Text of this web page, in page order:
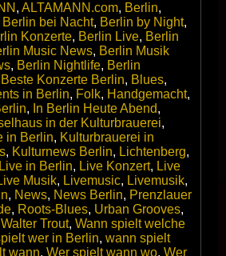
, ALTAMANN.com, Berlin,
Berlin bei Nacht, Berlin by Night,
Konzerte, Berlin Live, Berlin
Music News, Berlin Musik
, Berlin Nightlife, Berlin
Beste Konzerte Berlin, Blues,
in Berlin, Folk, Handgemacht,
, In Berlin Heute Abend,
in der Kulturbrauerei,
in Berlin, Kulturbrauerei in
, Kulturnews Berlin, Lichtenberg,
Live in Berlin, Live Konzert, Live
Musik, Livemusic, Livemusik,
, News, News Berlin, Prenzlauer
, Roots-Blues, Urban Grooves,
Walter Trout, Wann spielt welche
wer in Berlin, wann spielt
wann, Wer spielt wann wo, Wer